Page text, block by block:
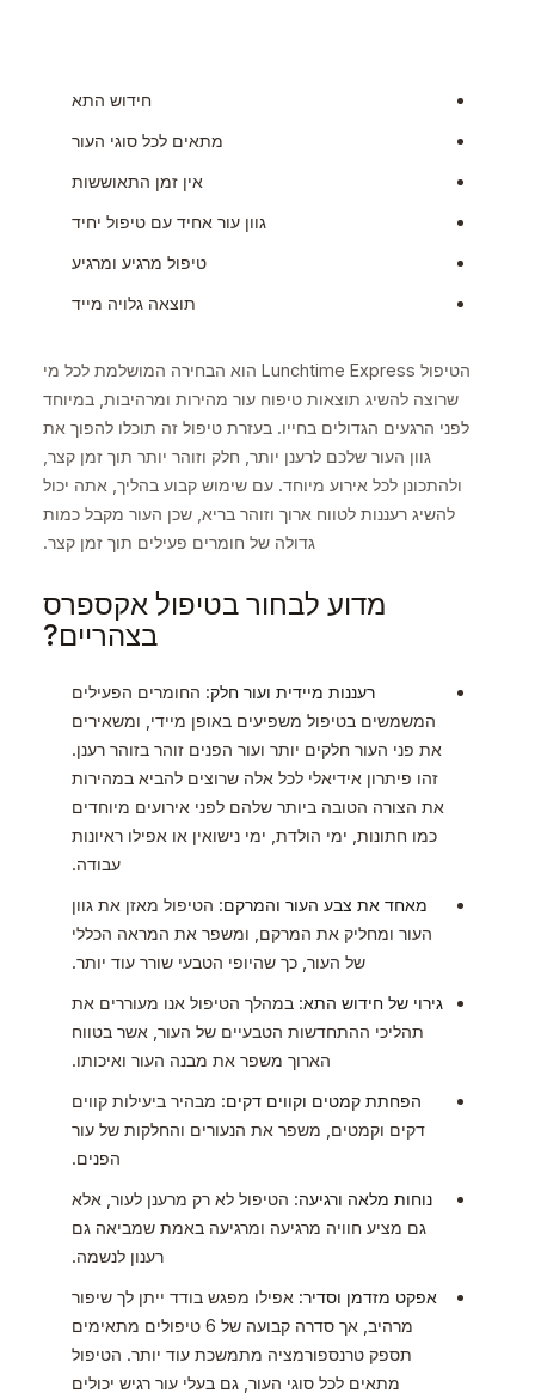
חידוש התא
מתאים לכל סוגי העור
אין זמן התאוששות
גוון עור אחיד עם טיפול יחיד
טיפול מרגיע ומרגיע
תוצאה גלויה מייד
הטיפול Lunchtime Express הוא הבחירה המושלמת לכל מי
שרוצה להשיג תוצאות טיפוח עור מהירות ומרהיבות, במיוחד
לפני הרגעים הגדולים בחייו. בעזרת טיפול זה תוכלו להפוך את
גוון העור שלכם לרענן יותר, חלק וזוהר יותר תוך זמן קצר,
ולהתכונן לכל אירוע מיוחד. עם שימוש קבוע בהליך, אתה יכול
להשיג רעננות לטווח ארוך וזוהר בריא, שכן העור מקבל כמות
גדולה של חומרים פעילים תוך זמן קצר.
מדוע לבחור בטיפול אקספרס
בצהריים?
רעננות מיידית ועור חלק: החומרים הפעילים
המשמשים בטיפול משפיעים באופן מיידי, ומשאירים
את פני העור חלקים יותר ועור הפנים זוהר בזוהר רענן.
זהו פיתרון אידיאלי לכל אלה שרוצים להביא במהירות
את הצורה הטובה ביותר שלהם לפני אירועים מיוחדים
כמו חתונות, ימי הולדת, ימי נישואין או אפילו ראיונות
עבודה.
מאחד את צבע העור והמרקם: הטיפול מאזן את גוון
העור ומחליק את המרקם, ומשפר את המראה הכללי
של העור, כך שהיופי הטבעי שורר עוד יותר.
גירוי של חידוש התא: במהלך הטיפול אנו מעוררים את
תהליכי ההתחדשות הטבעיים של העור, אשר בטווח
הארוך משפר את מבנה העור ואיכותו.
הפחתת קמטים וקווים דקים: מבהיר ביעילות קווים
דקים וקמטים, משפר את הנעורים והחלקות של עור
הפנים.
נוחות מלאה ורגיעה: הטיפול לא רק מרענן לעור, אלא
גם מציע חוויה מרגיעה ומרגיעה באמת שמביאה גם
רענון לנשמה.
אפקט מזדמן וסדיר: אפילו מפגש בודד ייתן לך שיפור
מרהיב, אך סדרה קבועה של 6 טיפולים מתאימים
תספק טרנספורמציה מתמשכת עוד יותר. הטיפול
מתאים לכל סוגי העור, גם בעלי עור רגיש יכולים